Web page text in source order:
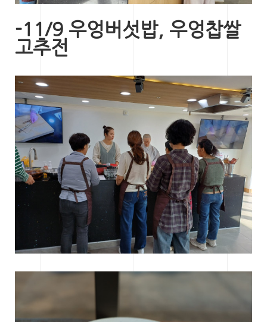
-11/9 우엉버섯밥, 우엉찹쌀
고추전